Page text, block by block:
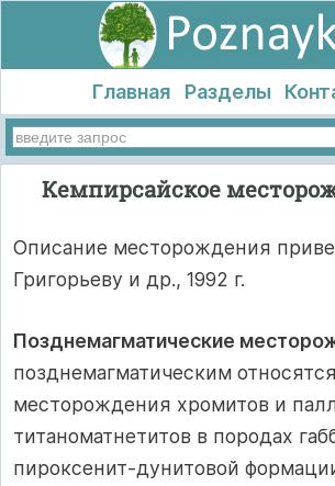
Главная Разделы
Кемпирсайское
Описание месторождения
Григорьеву и др., 1992 г.
Позднемагматические
позднемагматическим относятся
месторождения хромитов и
титаноматнетитов в поро­дах
пироксенит-дунитовой